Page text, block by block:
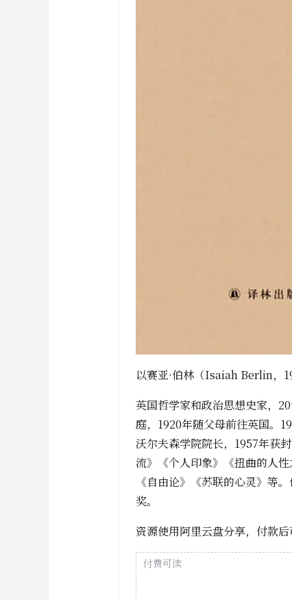
以赛亚·伯林（Isaiah Berlin，
英国哲学家和政治思想史家，
庭，1920年随父母前往英国。
沃尔夫森学院院长，1957年获
流》《个人印象》《扭曲的人
《自由论》《苏联的心灵》等
奖。
资源使用阿里云盘分享，付款后
付费可读